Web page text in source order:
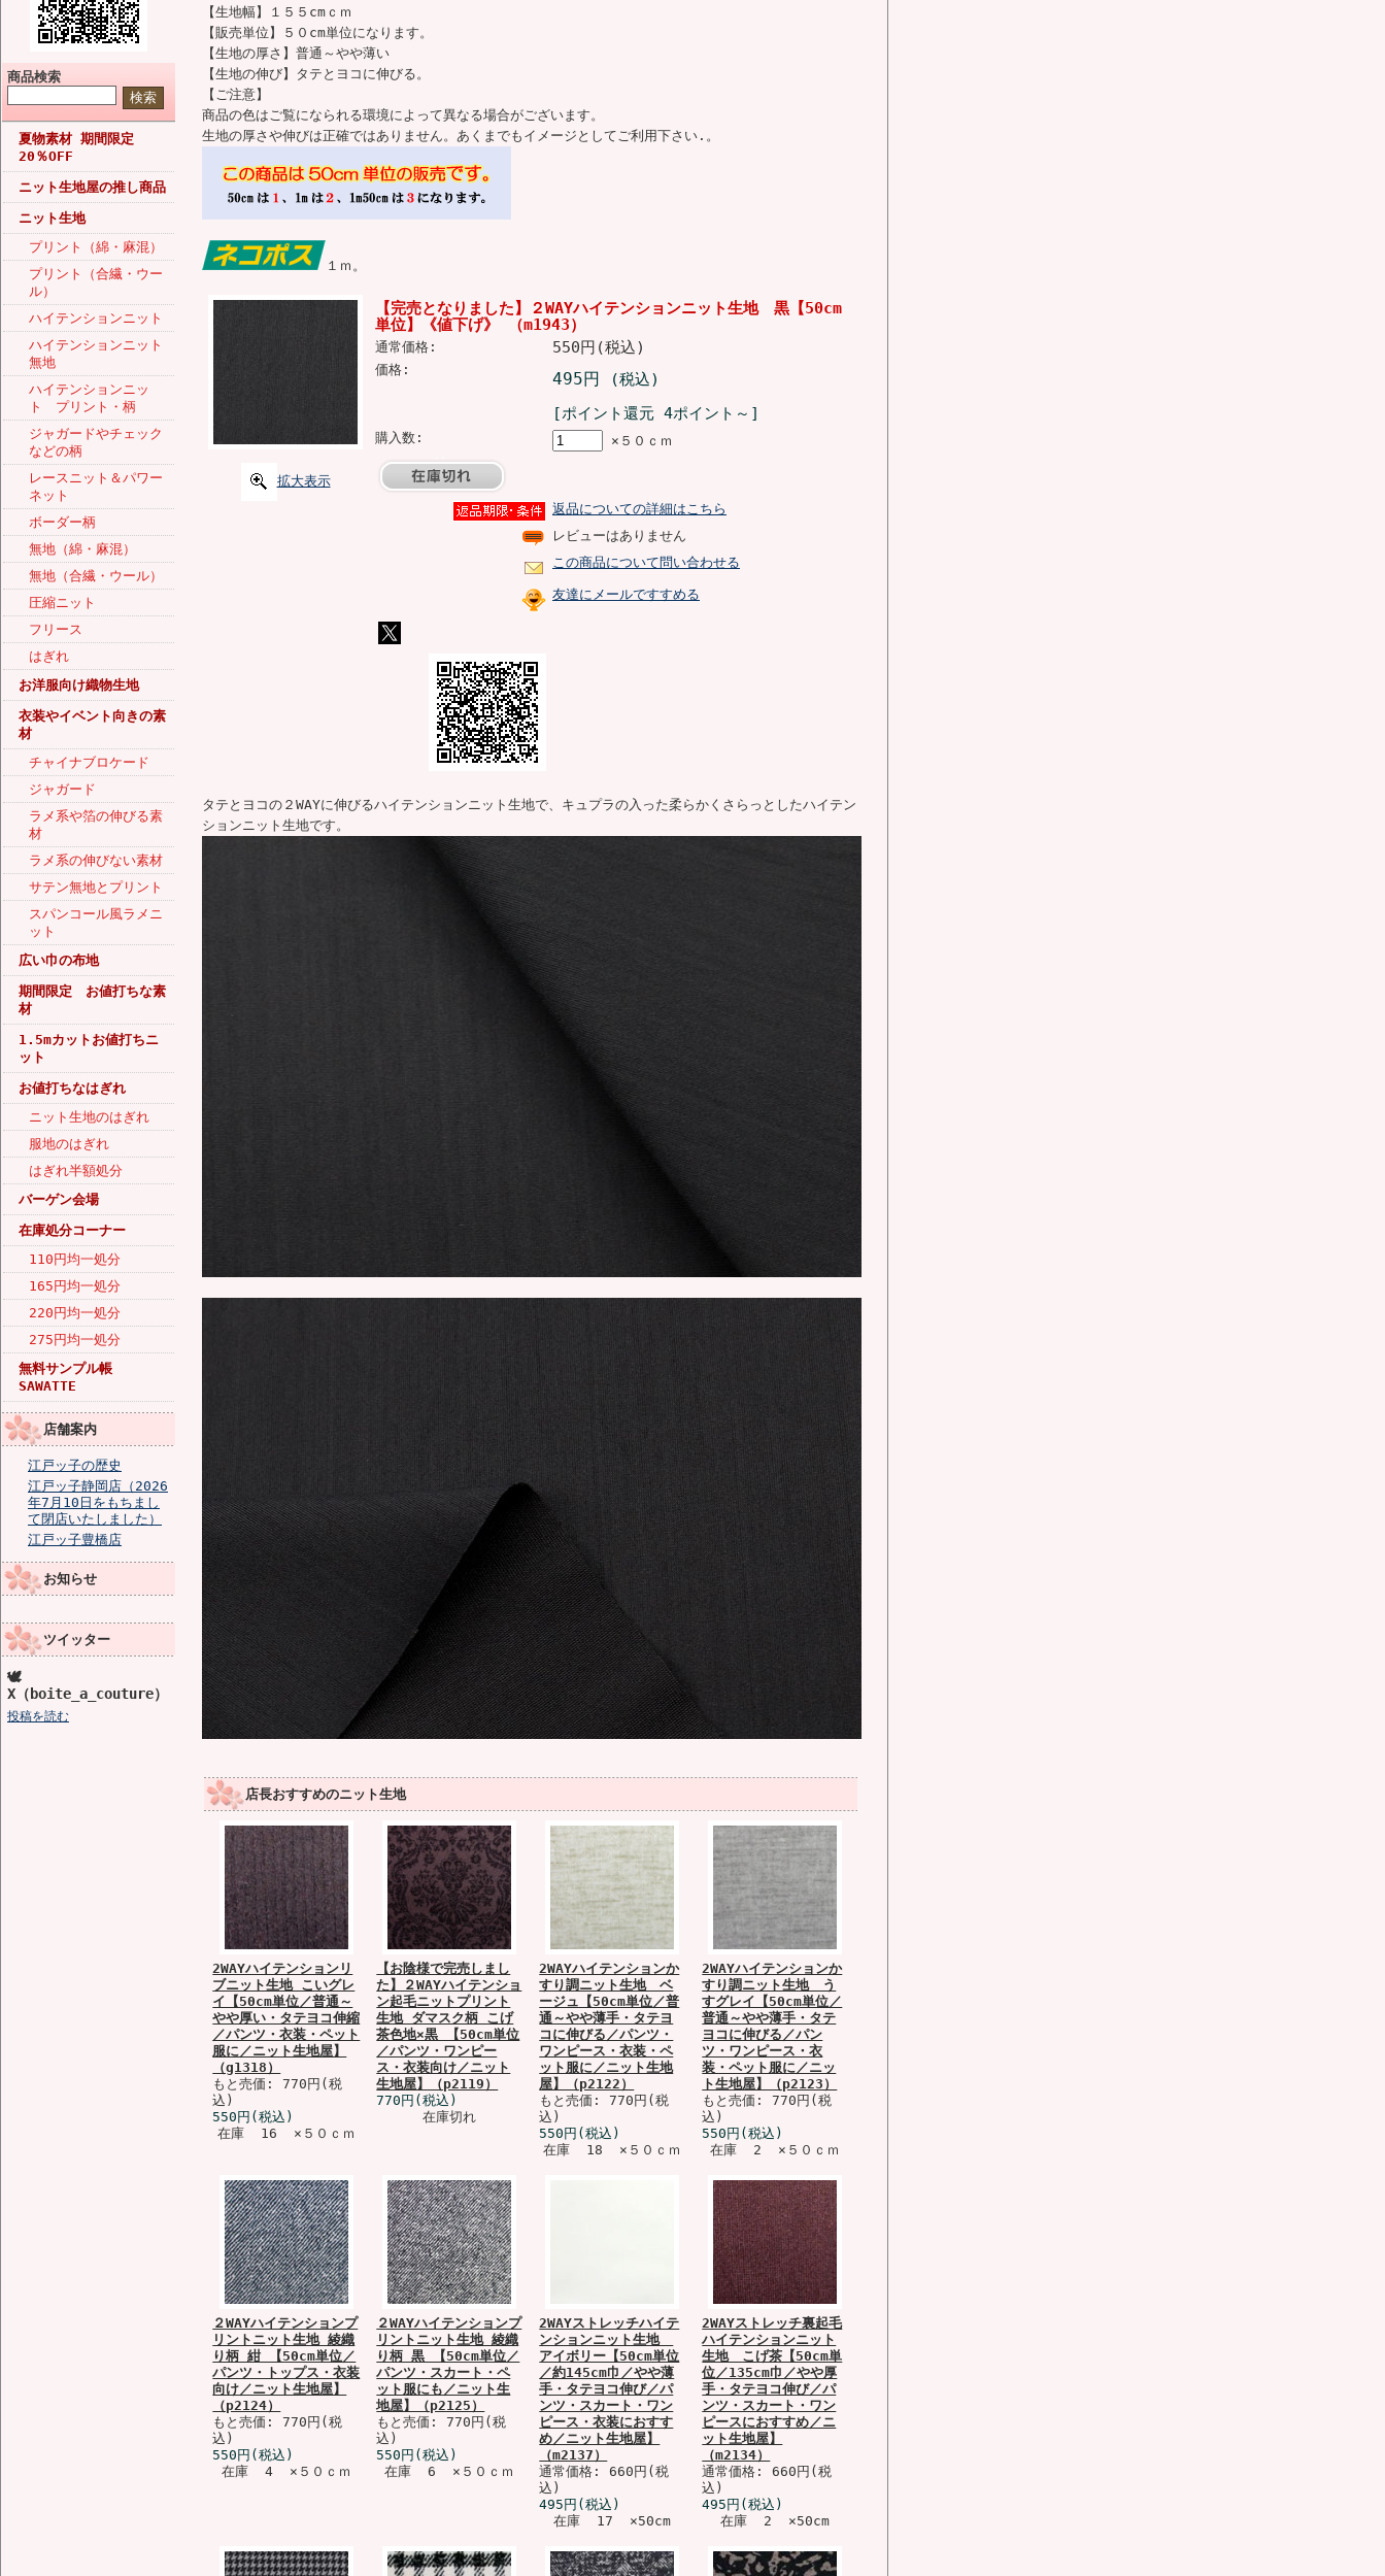
商品検索
夏物素材 期間限定
20％OFF
ニット生地屋の推し商品
ニット生地
プリント（綿・麻混）
プリント（合繊・ウー
ル）
ハイテンションニット
ハイテンションニット
無地
ハイテンションニッ
ト プリント・柄
ジャガードやチェック
などの柄
レースニット＆パワー
ネット
ボーダー柄
無地（綿・麻混）
無地（合繊・ウール）
圧縮ニット
フリース
はぎれ
お洋服向け織物生地
衣装やイベント向きの素
材
チャイナブロケード
ジャガード
ラメ系や箔の伸びる素
材
ラメ系の伸びない素材
サテン無地とプリント
スパンコール風ラメニ
ット
広い巾の布地
期間限定 お値打ちな素
材
1.5mカットお値打ちニ
ット
お値打ちなはぎれ
ニット生地のはぎれ
服地のはぎれ
はぎれ半額処分
バーゲン会場
在庫処分コーナー
110円均一処分
165円均一処分
220円均一処分
275円均一処分
無料サンプル帳
SAWATTE
店舗案内
江戸ッ子の歴史
江戸ッ子静岡店（2026
年7月10日をもちまし
て閉店いたしました）
江戸ッ子豊橋店
お知らせ
ツイッター
🕊️
X（boite_a_couture）
投稿を読む
【生地幅】１５５cmｃｍ
【販売単位】５０cm単位になります。
【生地の厚さ】普通～やや薄い
【生地の伸び】タテとヨコに伸びる。
【ご注意】
商品の色はご覧になられる環境によって異なる場合がございます。
生地の厚さや伸びは正確ではありません。あくまでもイメージとしてご利用下さい.。
１ｍ。
拡大表示
【完売となりました】２WAYハイテンションニット生地 黒【50cm
単位】《値下げ》 （m1943）
通常価格: 550円(税込)
価格: 495円
(税込)
[ポイント還元 4ポイント～]
購入数: ×５０ｃｍ
返品についての詳細はこちら
レビューはありません
この商品について問い合わせる
友達にメールですすめる
タテとヨコの２WAYに伸びるハイテンションニット生地で、キュプラの入った柔らかくさらっとしたハイテン
ションニット生地です。
店長おすすめのニット生地
2WAYハイテンションリ
ブニット生地 こいグレ
イ【50cm単位／普通～
やや厚い・タテヨコ伸縮
／パンツ・衣装・ペット
服に／ニット生地屋】
（g1318）
もと売価: 770円(税
込)
550円(税込)
在庫 16 ×５０ｃｍ
【お陰様で完売しまし
た】２WAYハイテンショ
ン起毛ニットプリント
生地 ダマスク柄 こげ
茶色地×黒 【50cm単位
／パンツ・ワンピー
ス・衣装向け／ニット
生地屋】（p2119）
770円(税込)
在庫切れ
2WAYハイテンションか
すり調ニット生地 ベ
ージュ【50cm単位／普
通～やや薄手・タテヨ
コに伸びる／パンツ・
ワンピース・衣装・ペ
ット服に／ニット生地
屋】（p2122）
もと売価: 770円(税
込)
550円(税込)
在庫 18 ×５０ｃｍ
2WAYハイテンションか
すり調ニット生地 う
すグレイ【50cm単位／
普通～やや薄手・タテ
ヨコに伸びる／パン
ツ・ワンピース・衣
装・ペット服に／ニッ
ト生地屋】（p2123）
もと売価: 770円(税
込)
550円(税込)
在庫 2 ×５０ｃｍ
２WAYハイテンションプ
リントニット生地 綾織
り柄 紺 【50cm単位／
パンツ・トップス・衣装
向け／ニット生地屋】
（p2124）
もと売価: 770円(税
込)
550円(税込)
在庫 4 ×５０ｃｍ
２WAYハイテンションプ
リントニット生地 綾織
り柄 黒 【50cm単位／
パンツ・スカート・ペ
ット服にも／ニット生
地屋】（p2125）
もと売価: 770円(税
込)
550円(税込)
在庫 6 ×５０ｃｍ
2WAYストレッチハイテ
ンションニット生地
アイボリー【50cm単位
／約145cm巾／やや薄
手・タテヨコ伸び／パ
ンツ・スカート・ワン
ピース・衣装におすす
め／ニット生地屋】
（m2137）
通常価格: 660円(税
込)
495円(税込)
在庫 17 ×50cm
2WAYストレッチ裏起毛
ハイテンションニット
生地 こげ茶【50cm単
位／135cm巾／やや厚
手・タテヨコ伸び／パ
ンツ・スカート・ワン
ピースにおすすめ／ニ
ット生地屋】
（m2134）
通常価格: 660円(税
込)
495円(税込)
在庫 2 ×50cm